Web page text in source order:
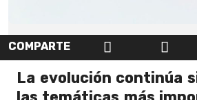
COMPARTE
La evolución continúa